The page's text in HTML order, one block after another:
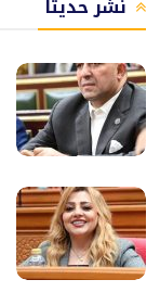
نشر حديثًا